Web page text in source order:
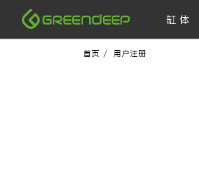
缸 体
首页 / 用户注册